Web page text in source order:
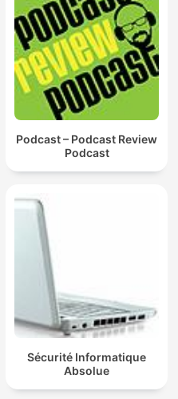
Podcast – Podcast Review
Podcast
Sécurité Informatique
Absolue